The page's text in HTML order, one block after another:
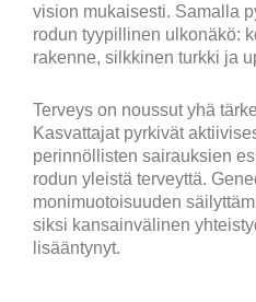
vision mukaisesti. Samalla
rodun tyypillinen ulkonäkö:
rakenne, silkkinen turkki ja
Terveys on noussut yhä
Kasvattajat pyrkivät
perinnöllisten sairauksien
rodun yleistä terveyttä.
monimuotoisuuden
siksi kansainvälinen
lisääntynyt.